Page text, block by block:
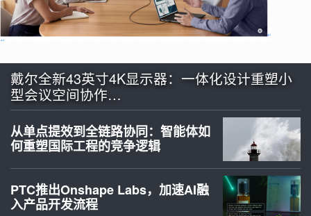
戴尔全新43英寸4K显示器：一体化设计重塑小
型会议空间协作…
从单点提效到全链路协同：智能体如
何重塑国际工程的竞争逻辑
PTC推出Onshape Labs，加速AI融
入产品开发流程